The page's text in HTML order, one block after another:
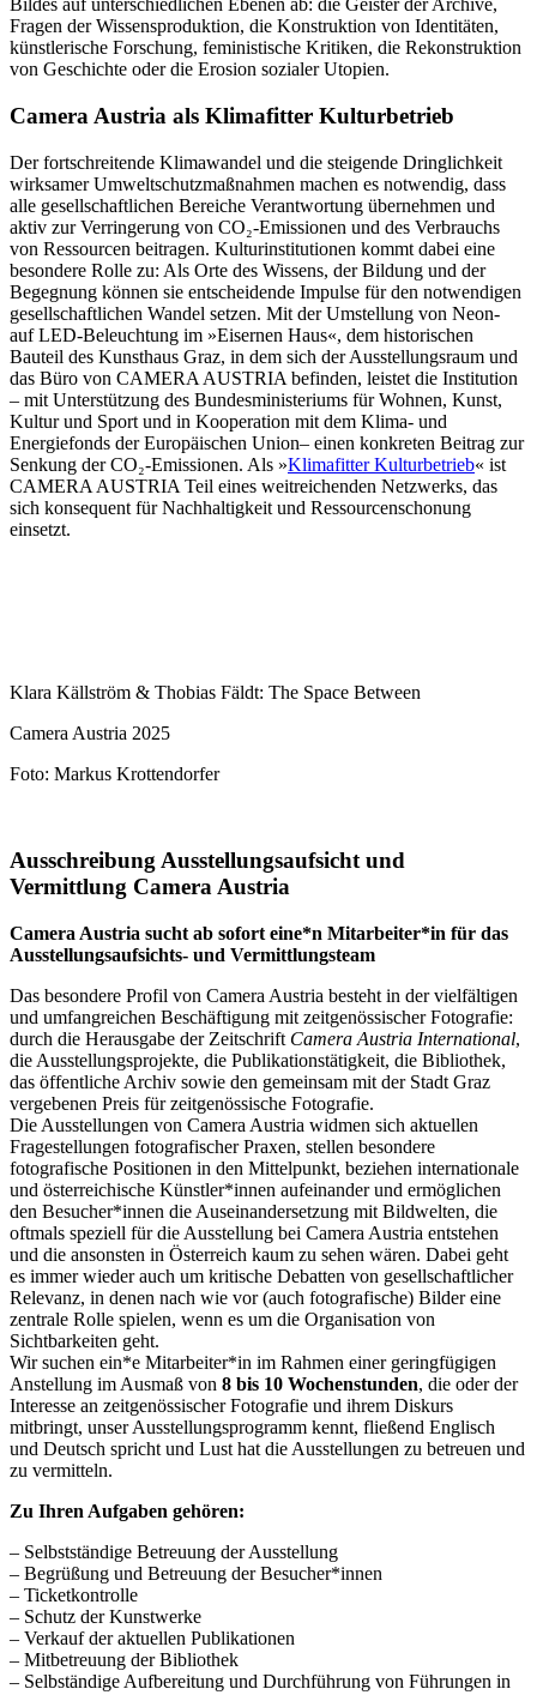
Bildes auf unterschiedlichen Ebenen ab: die Geister der Archive,
Fragen der Wissensproduktion, die Konstruktion von Identitäten,
künstlerische Forschung, feministische Kritiken, die Rekonstruktion
von Geschichte oder die Erosion sozialer Utopien.
Camera Austria als Klimafitter Kulturbetrieb
Der fortschreitende Klimawandel und die steigende Dringlichkeit
wirksamer Umweltschutzmaßnahmen machen es notwendig, dass
alle gesellschaftlichen Bereiche Verantwortung übernehmen und
aktiv zur Verringerung von CO₂-Emissionen und des Verbrauchs
von Ressourcen beitragen. Kulturinstitutionen kommt dabei eine
besondere Rolle zu: Als Orte des Wissens, der Bildung und der
Begegnung können sie entscheidende Impulse für den notwendigen
gesellschaftlichen Wandel setzen. Mit der Umstellung von Neon-
auf LED-Beleuchtung im »Eisernen Haus«, dem historischen
Bauteil des Kunsthaus Graz, in dem sich der Ausstellungsraum und
das Büro von CAMERA AUSTRIA befinden, leistet die Institution
– mit Unterstützung des Bundesministeriums für Wohnen, Kunst,
Kultur und Sport und in Kooperation mit dem Klima- und
Energiefonds der Europäischen Union– einen konkreten Beitrag zur
Senkung der CO₂-Emissionen. Als »Klimafitter Kulturbetrieb« ist
CAMERA AUSTRIA Teil eines weitreichenden Netzwerks, das
sich konsequent für Nachhaltigkeit und Ressourcenschonung
einsetzt.
Klara Källström & Thobias Fäldt: The Space Between
Camera Austria 2025
Foto: Markus Krottendorfer
Ausschreibung Ausstellungsaufsicht und
Vermittlung Camera Austria
Camera Austria sucht ab sofort eine*n Mitarbeiter*in für das
Ausstellungsaufsichts- und Vermittlungsteam
Das besondere Profil von Camera Austria besteht in der vielfältigen
und umfangreichen Beschäftigung mit zeitgenössischer Fotografie:
durch die Herausgabe der Zeitschrift Camera Austria International,
die Ausstellungsprojekte, die Publikationstätigkeit, die Bibliothek,
das öffentliche Archiv sowie den gemeinsam mit der Stadt Graz
vergebenen Preis für zeitgenössische Fotografie.
Die Ausstellungen von Camera Austria widmen sich aktuellen
Fragestellungen fotografischer Praxen, stellen besondere
fotografische Positionen in den Mittelpunkt, beziehen internationale
und österreichische Künstler*innen aufeinander und ermöglichen
den Besucher*innen die Auseinandersetzung mit Bildwelten, die
oftmals speziell für die Ausstellung bei Camera Austria entstehen
und die ansonsten in Österreich kaum zu sehen wären. Dabei geht
es immer wieder auch um kritische Debatten von gesellschaftlicher
Relevanz, in denen nach wie vor (auch fotografische) Bilder eine
zentrale Rolle spielen, wenn es um die Organisation von
Sichtbarkeiten geht.
Wir suchen ein*e Mitarbeiter*in im Rahmen einer geringfügigen
Anstellung im Ausmaß von 8 bis 10 Wochenstunden, die oder der
Interesse an zeitgenössischer Fotografie und ihrem Diskurs
mitbringt, unser Ausstellungsprogramm kennt, fließend Englisch
und Deutsch spricht und Lust hat die Ausstellungen zu betreuen und
zu vermitteln.
Zu Ihren Aufgaben gehören:
– Selbstständige Betreuung der Ausstellung
– Begrüßung und Betreuung der Besucher*innen
– Ticketkontrolle
– Schutz der Kunstwerke
– Verkauf der aktuellen Publikationen
– Mitbetreuung der Bibliothek
– Selbständige Aufbereitung und Durchführung von Führungen in